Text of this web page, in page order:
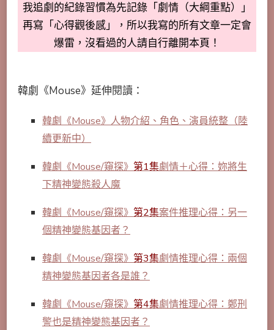
我追劇的紀錄習慣為先記錄「劇情（大綱重點）」
再寫「心得觀後感」，所以我寫的所有文章一定會
爆雷，沒看過的人請自行離開本頁！
韓劇《Mouse》延伸閱讀：
韓劇《Mouse》人物介紹、角色、演員統整（陸
續更新中）
韓劇《Mouse/窺探》 第1集劇情＋心得：妳將生
下精神變態殺人魔
韓劇《Mouse/窺探》 第2集案件推理心得：另一
個精神變態基因者？
韓劇《Mouse/窺探》 第3集劇情推理心得：兩個
精神變態基因者各是誰？
韓劇《Mouse/窺探》 第4集劇情推理心得：鄭刑
警也是精神變態基因者？